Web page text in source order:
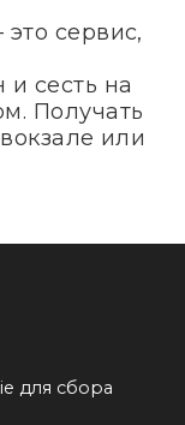
сервис,
и сесть на
Получать
или
для сбора